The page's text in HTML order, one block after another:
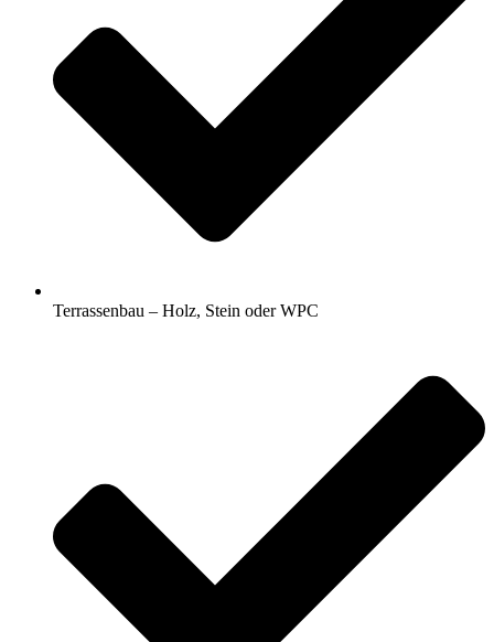
Terrassenbau – Holz, Stein oder WPC